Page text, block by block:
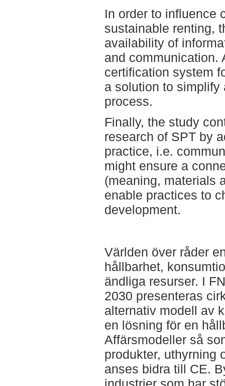
In order to influence
sustainable renting,
availability of
and communication.
certification system
a solution to simplify
process.
Finally, the study
research of SPT by
practice, i.e.
might ensure a
(meaning, materials
enable practices to
development.
Världen över råder
hållbarhet,
ändliga resurser. I
2030 presenteras
alternativ modell av
en lösning för en
Affärsmodeller så
produkter, uthyrning
anses bidra till CE.